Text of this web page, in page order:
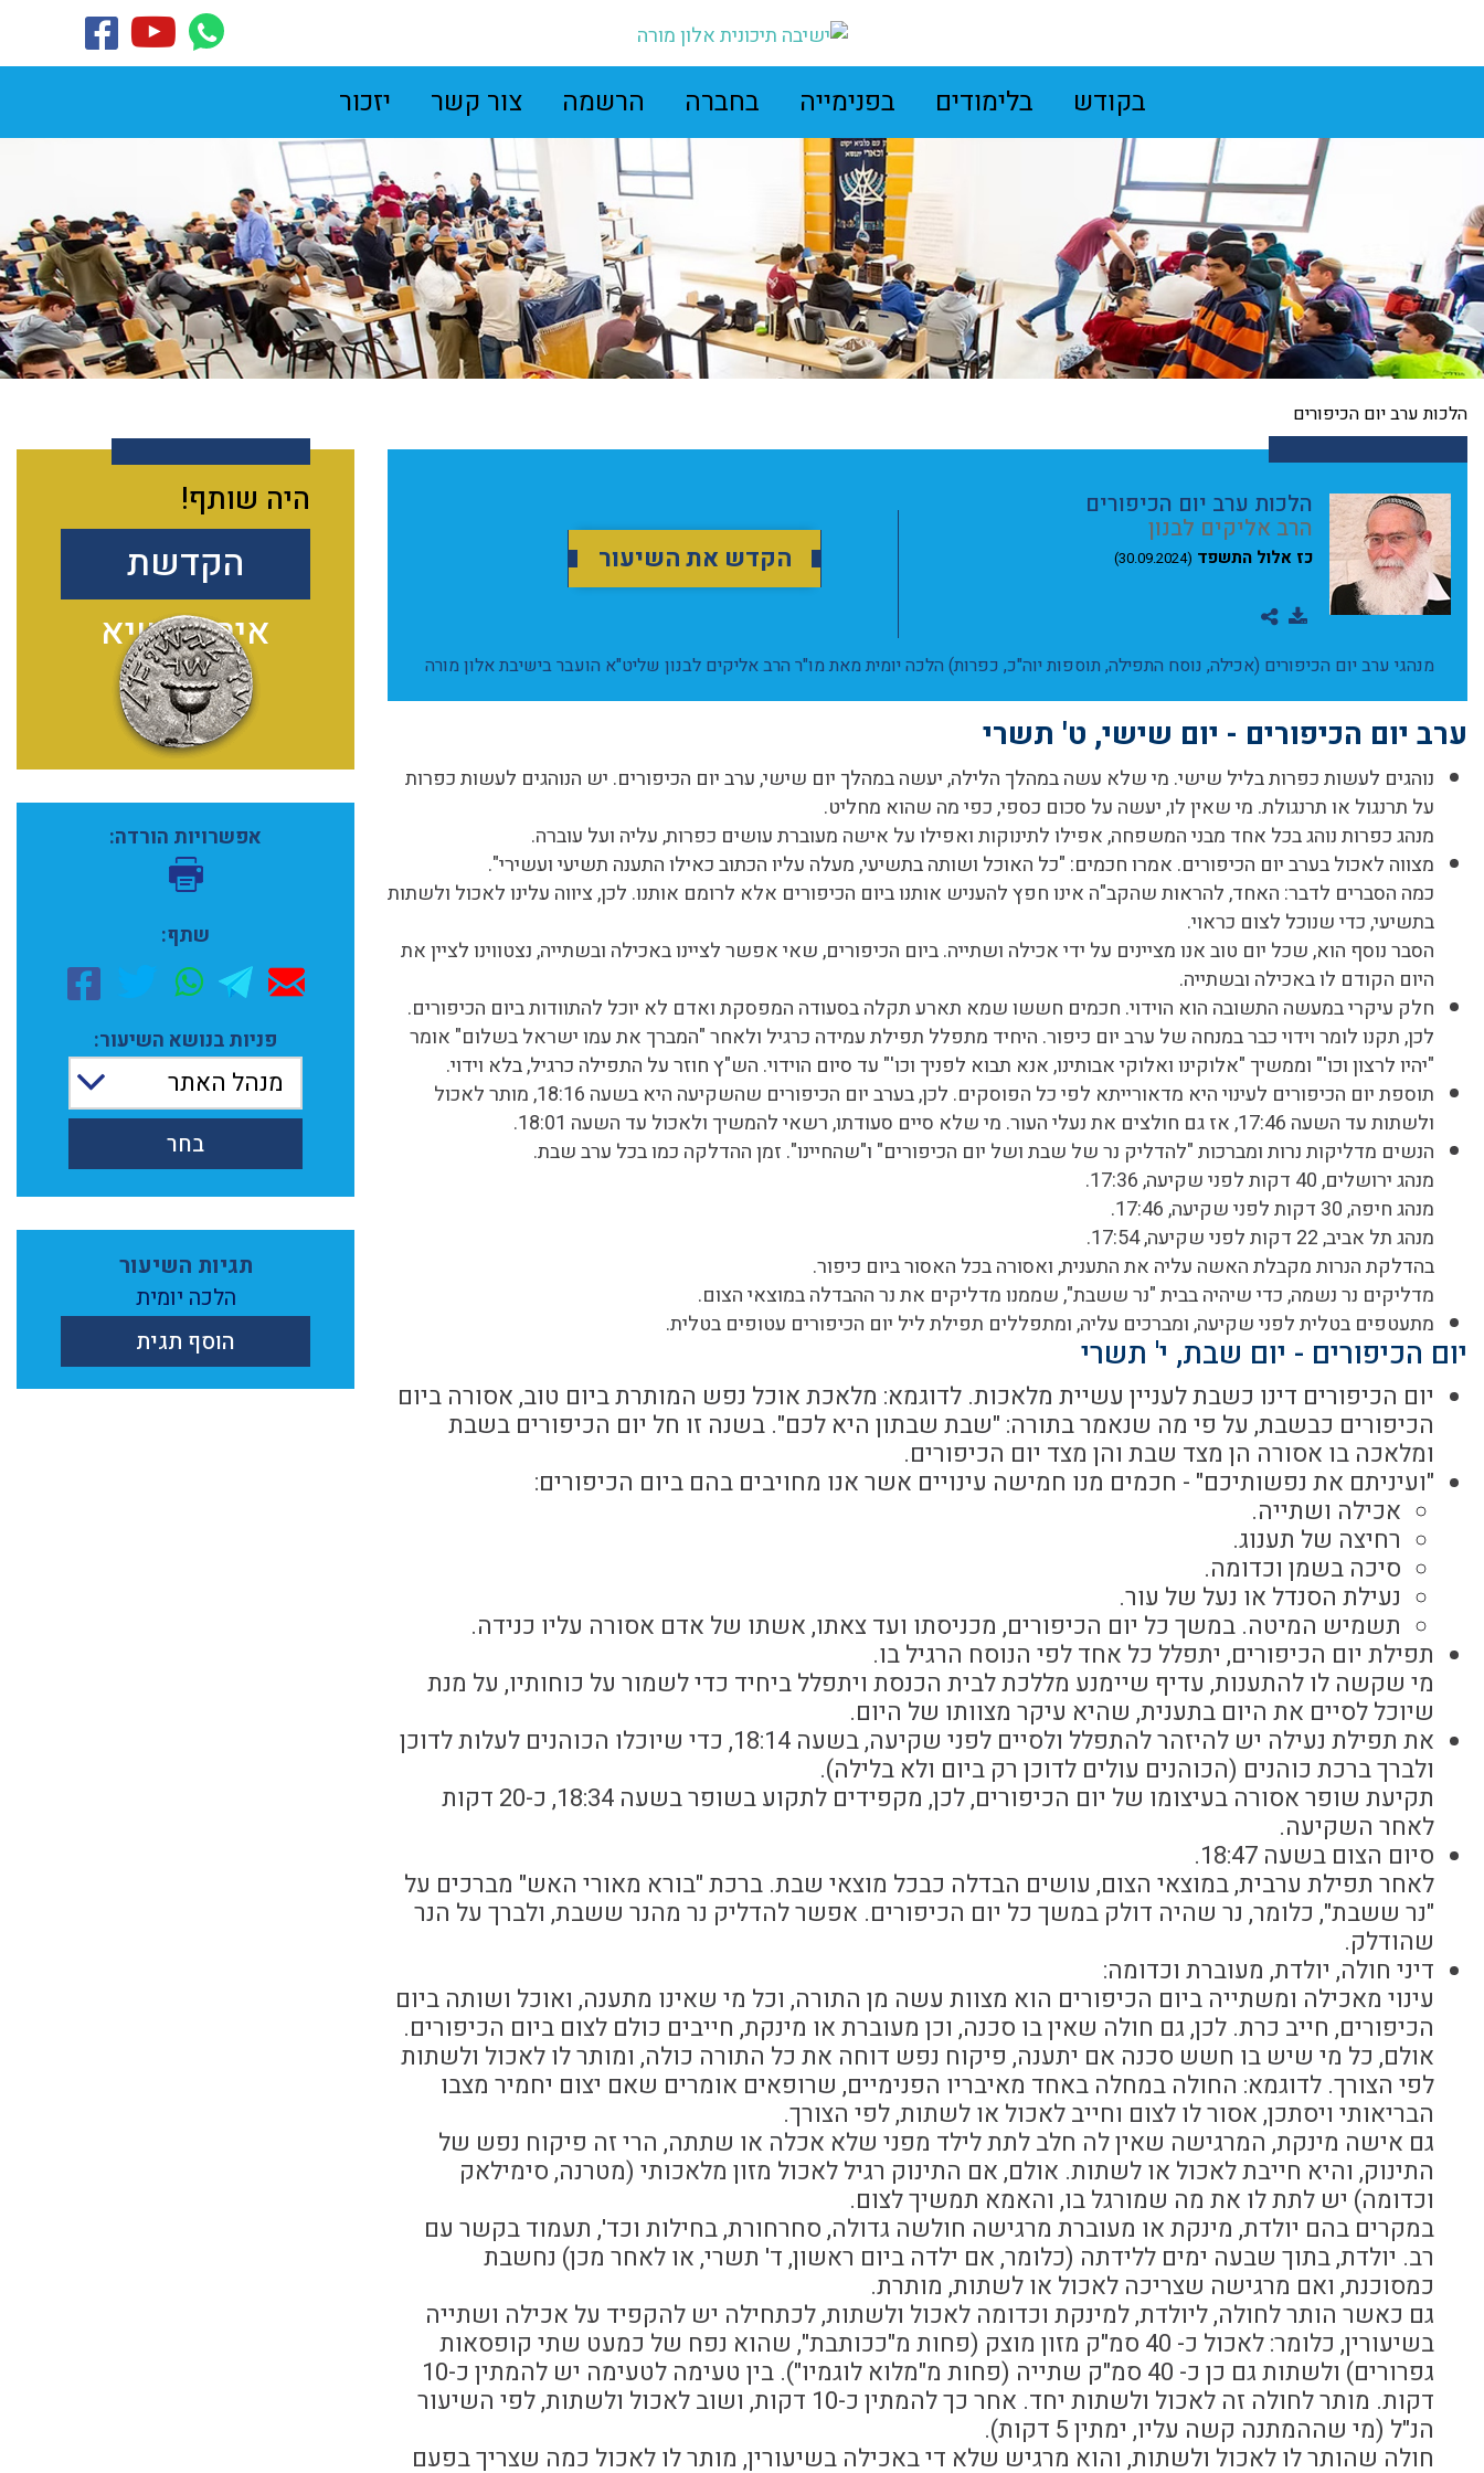
בקודש בלימודים בפנימייה בחברה הרשמה צור קשר יזכור
הלכות ערב יום הכיפורים
הלכות ערב יום הכיפורים
הרב אליקים לבנון
כז אלול התשפד (30.09.2024) הקדש את השיעור
מנהגי ערב יום הכיפורים (אכילה, נוסח התפילה, תוספות יוה"כ, כפרות) הלכה יומית מאת מו"ר הרב אליקים לבנון שליט"א הועבר בישיבת אלון מורה
ערב יום הכיפורים - יום שישי, ט' תשרי
נוהגים לעשות כפרות בליל שישי. מי שלא עשה במהלך הלילה, יעשה במהלך יום שישי, ערב יום הכיפורים. יש הנוהגים לעשות כפרות
על תרנגול או תרנגולת. מי שאין לו, יעשה על סכום כספי, כפי מה שהוא מחליט.
מנהג כפרות נוהג בכל אחד מבני המשפחה, אפילו לתינוקות ואפילו על אישה מעוברת עושים כפרות, עליה ועל עוברה.
מצווה לאכול בערב יום הכיפורים. אמרו חכמים: "כל האוכל ושותה בתשיעי, מעלה עליו הכתוב כאילו התענה תשיעי ועשירי".
כמה הסברים לדבר: האחד, להראות שהקב"ה אינו חפץ להעניש אותנו ביום הכיפורים אלא לרומם אותנו. לכן, ציווה עלינו לאכול ולשתות
בתשיעי, כדי שנוכל לצום כראוי.
הסבר נוסף הוא, שכל יום טוב אנו מציינים על ידי אכילה ושתייה. ביום הכיפורים, שאי אפשר לציינו באכילה ובשתייה, נצטווינו לציין את
היום הקודם לו באכילה ובשתייה.
חלק עיקרי במעשה התשובה הוא הוידוי. חכמים חששו שמא תארע תקלה בסעודה המפסקת ואדם לא יוכל להתוודות ביום הכיפורים.
לכן, תקנו לומר וידוי כבר במנחה של ערב יום כיפור. היחיד מתפלל תפילת עמידה כרגיל ולאחר "המברך את עמו ישראל בשלום" אומר
"יהיו לרצון וכו'" וממשיך "אלוקינו ואלוקי אבותינו, אנא תבוא לפניך וכו'" עד סיום הוידוי. הש"ץ חוזר על התפילה כרגיל, בלא וידוי.
תוספת יום הכיפורים לעינוי היא מדאורייתא לפי כל הפוסקים. לכן, בערב יום הכיפורים שהשקיעה היא בשעה 18:16, מותר לאכול
ולשתות עד השעה 17:46, אז גם חולצים את נעלי העור. מי שלא סיים סעודתו, רשאי להמשיך ולאכול עד השעה 18:01.
הנשים מדליקות נרות ומברכות "להדליק נר של שבת ושל יום הכיפורים" ו"שהחיינו". זמן ההדלקה כמו בכל ערב שבת.
מנהג ירושלים, 40 דקות לפני שקיעה, 17:36.
מנהג חיפה, 30 דקות לפני שקיעה, 17:46.
מנהג תל אביב, 22 דקות לפני שקיעה, 17:54.
בהדלקת הנרות מקבלת האשה עליה את התענית, ואסורה בכל האסור ביום כיפור.
מדליקים נר נשמה, כדי שיהיה בבית "נר ששבת", שממנו מדליקים את נר ההבדלה במוצאי הצום.
מתעטפים בטלית לפני שקיעה, ומברכים עליה, ומתפללים תפילת ליל יום הכיפורים עטופים בטלית.
יום הכיפורים - יום שבת, י' תשרי
יום הכיפורים דינו כשבת לעניין עשיית מלאכות. לדוגמא: מלאכת אוכל נפש המותרת ביום טוב, אסורה ביום
הכיפורים כבשבת, על פי מה שנאמר בתורה: "שבת שבתון היא לכם". בשנה זו חל יום הכיפורים בשבת
ומלאכה בו אסורה הן מצד שבת והן מצד יום הכיפורים.
"ועיניתם את נפשותיכם" - חכמים מנו חמישה עינויים אשר אנו מחויבים בהם ביום הכיפורים:
אכילה ושתייה.
רחיצה של תענוג.
סיכה בשמן וכדומה.
נעילת הסנדל או נעל של עור.
תשמיש המיטה. במשך כל יום הכיפורים, מכניסתו ועד צאתו, אשתו של אדם אסורה עליו כנידה.
תפילת יום הכיפורים, יתפלל כל אחד לפי הנוסח הרגיל בו.
מי שקשה לו להתענות, עדיף שיימנע מללכת לבית הכנסת ויתפלל ביחיד כדי לשמור על כוחותיו, על מנת
שיוכל לסיים את היום בתענית, שהיא עיקר מצוותו של היום.
את תפילת נעילה יש להיזהר להתפלל ולסיים לפני שקיעה, בשעה 18:14, כדי שיוכלו הכוהנים לעלות לדוכן
ולברך ברכת כוהנים (הכוהנים עולים לדוכן רק ביום ולא בלילה).
תקיעת שופר אסורה בעיצומו של יום הכיפורים, לכן, מקפידים לתקוע בשופר בשעה 18:34, כ-20 דקות
לאחר השקיעה.
סיום הצום בשעה 18:47.
לאחר תפילת ערבית, במוצאי הצום, עושים הבדלה כבכל מוצאי שבת. ברכת "בורא מאורי האש" מברכים על
"נר ששבת", כלומר, נר שהיה דולק במשך כל יום הכיפורים. אפשר להדליק נר מהנר ששבת, ולברך על הנר
שהודלק.
דיני חולה, יולדת, מעוברת וכדומה:
עינוי מאכילה ומשתייה ביום הכיפורים הוא מצוות עשה מן התורה, וכל מי שאינו מתענה, ואוכל ושותה ביום
הכיפורים, חייב כרת. לכן, גם חולה שאין בו סכנה, וכן מעוברת או מינקת, חייבים כולם לצום ביום הכיפורים.
אולם, כל מי שיש בו חשש סכנה אם יתענה, פיקוח נפש דוחה את כל התורה כולה, ומותר לו לאכול ולשתות
לפי הצורך. לדוגמא: החולה במחלה באחד מאיבריו הפנימיים, שרופאים אומרים שאם יצום יחמיר מצבו
הבריאותי ויסתכן, אסור לו לצום וחייב לאכול או לשתות, לפי הצורך.
גם אישה מינקת, המרגישה שאין לה חלב לתת לילד מפני שלא אכלה או שתתה, הרי זה פיקוח נפש של
התינוק, והיא חייבת לאכול או לשתות. אולם, אם התינוק רגיל לאכול מזון מלאכותי (מטרנה, סימילאק
וכדומה) יש לתת לו את מה שמורגל בו, והאמא תמשיך לצום.
במקרים בהם יולדת, מינקת או מעוברת מרגישה חולשה גדולה, סחרחורת, בחילות וכד', תעמוד בקשר עם
רב. יולדת, בתוך שבעה ימים ללידתה (כלומר, אם ילדה ביום ראשון, ד' תשרי, או לאחר מכן) נחשבת
כמסוכנת, ואם מרגישה שצריכה לאכול או לשתות, מותרת.
גם כאשר הותר לחולה, ליולדת, למינקת וכדומה לאכול ולשתות, לכתחילה יש להקפיד על אכילה ושתייה
בשיעורין, כלומר: לאכול כ- 40 סמ"ק מזון מוצק (פחות מ"ככותבת", שהוא נפח של כמעט שתי קופסאות
גפרורים) ולשתות גם כן כ- 40 סמ"ק שתייה (פחות מ"מלוא לוגמיו"). בין טעימה לטעימה יש להמתין כ-10
דקות. מותר לחולה זה לאכול ולשתות יחד. אחר כך להמתין כ-10 דקות, ושוב לאכול ולשתות, לפי השיעור
הנ"ל (מי שההמתנה קשה עליו, ימתין 5 דקות).
חולה שהותר לו לאכול ולשתות, והוא מרגיש שלא די באכילה בשיעורין, מותר לו לאכול כמה שצריך בפעם
היה שותף!
הקדשת
אירועי שיא
אפשרויות הורדה:
שתף:
פניות בנושא השיעור:
מנהל האתר
בחר
תגיות השיעור
הלכה יומית
הוסף תגית